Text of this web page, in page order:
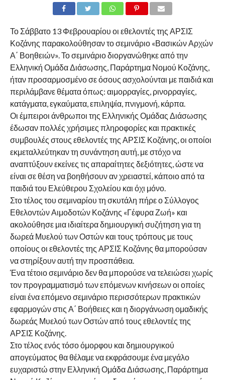
Το Σάββατο 13 Φεβρουαρίου οι εθελοντές της ΑΡΣΙΣ
Κοζάνης παρακολούθησαν το σεμινάριο «Βασικών Αρχών
Α΄ Βοηθειών». Το σεμινάριο διοργανώθηκε από την
Ελληνική Ομάδα Διάσωσης, Παράρτημα Νομού Κοζάνης,
ήταν προσαρμοσμένο σε όσους ασχολούνται με παιδιά και
περιλάμβανε θέματα όπως: αιμορραγίες, ρινορραγίες,
κατάγματα, εγκαύματα, επιληψία, πνιγμονή, κάρπα.
Οι έμπειροι άνθρωποι της Ελληνικής Ομάδας Διάσωσης
έδωσαν πολλές χρήσιμες πληροφορίες και πρακτικές
συμβουλές στους εθελοντές της ΑΡΣΙΣ Κοζάνης, οι οποίοι
εκμεταλλεύτηκαν τη συνάντηση αυτή, με στόχο να
αναπτύξουν εκείνες τις απαραίτητες δεξιότητες, ώστε να
είναι σε θέση να βοηθήσουν αν χρειαστεί, κάποιο από τα
παιδιά του Ελεύθερου Σχολείου και όχι μόνο.
Στο τέλος του σεμιναρίου τη σκυτάλη πήρε ο Σύλλογος
Εθελοντών Αιμοδοτών Κοζάνης «Γέφυρα Ζωή» και
ακολούθησε μια ιδιαίτερα δημιουργική συζήτηση για τη
δωρεά Μυελού των Οστών και τους τρόπους με τους
οποίους οι εθελοντές της ΑΡΣΙΣ Κοζάνης θα μπορούσαν
να στηρίξουν αυτή την προσπάθεια.
Ένα τέτοιο σεμινάριο δεν θα μπορούσε να τελειώσει χωρίς
τον προγραμματισμό των επόμενων κινήσεων οι οποίες
είναι ένα επόμενο σεμινάριο περισσότερων πρακτικών
εφαρμογών στις Α΄ Βοήθειες και η διοργάνωση ομαδικής
δωρεάς Μυελού των Οστών από τους εθελοντές της
ΑΡΣΙΣ Κοζάνης.
Στο τέλος ενός τόσο όμορφου και δημιουργικού
απογεύματος θα θέλαμε να εκφράσουμε ένα μεγάλο
ευχαριστώ στην Ελληνική Ομάδα Διάσωσης, Παράρτημα